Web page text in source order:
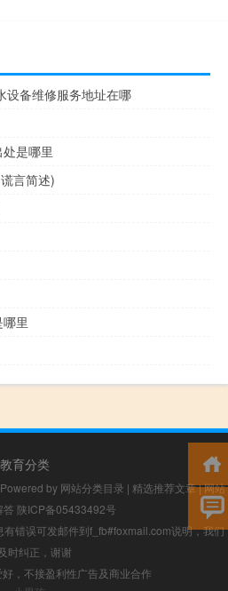
设备维修服务地址在哪
是哪里
言简述)
里
教育分类
Powered by 网站分类目录 | 精选推荐文章|网站
答 陕ICP备05433492号
错误可发邮件到f_fb#foxmail.com说明，我们
时纠正，谢谢
，不接盈利性广告及商业合作